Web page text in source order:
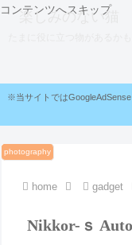
コンテンツへスキップ
楽しみのない猫
※当サイトでは
home gadget
Nikkor-ｓ
photography
photography
photography
photography
photography
photography